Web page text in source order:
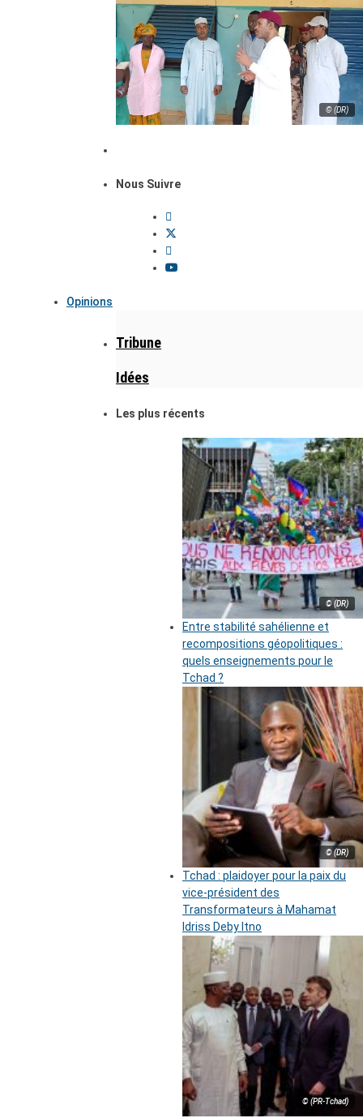
© (DR)
Nous Suivre
Opinions
Tribune
Idées
Les plus récents
© (DR)
Entre stabilité sahélienne et
recompositions géopolitiques :
quels enseignements pour le
Tchad ?
© (DR)
Tchad : plaidoyer pour la paix du
vice-président des
Transformateurs à Mahamat
Idriss Deby Itno
© (PR-Tchad)